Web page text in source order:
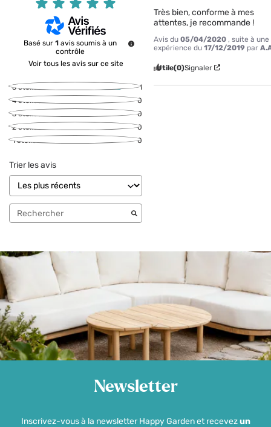
Basé sur 1 avis soumis à un
contrôle
Voir tous les avis sur ce site
5étoiles
1
4étoiles
0
3étoiles
0
2étoiles
0
1étoile 0
Trier les avis
Très bien, conforme à mes
attentes, je recommande !
Avis du05/04/2020 , suite à une
expérience du17/12/2019 par
Utile(0)Signaler
Newsletter
Inscrivez-vous à la newsletter Happy Garden et recevezun